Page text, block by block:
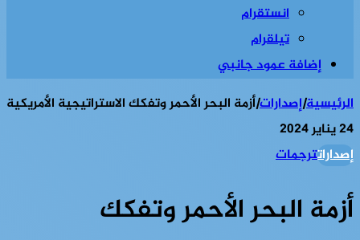
انستقرام
تيلقرام
إضافة عمود جانبي
الرئيسية|إصدارات|أزمة البحر الأحمر وتفكك الاستراتيجية الأمريكية
24 يناير 2024
إصداراتترجمات
أزمة البحر الأحمر وتفكك